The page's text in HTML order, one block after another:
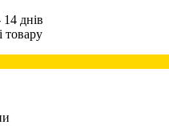
днів
товару